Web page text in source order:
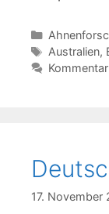
Kategorien
Australien,
17. November